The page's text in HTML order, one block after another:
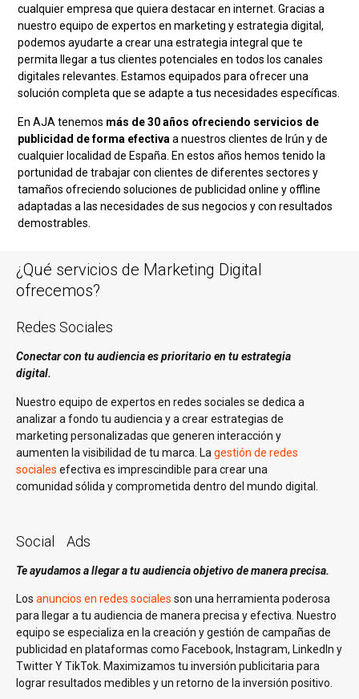
cualquier empresa que quiera destacar en internet. Gracias a
nuestro equipo de expertos en marketing y estrategia digital,
podemos ayudarte a crear una estrategia integral que te
permita llegar a tus clientes potenciales en todos los canales
digitales relevantes. Estamos equipados para ofrecer una
solución completa que se adapte a tus necesidades específicas.
En AJA tenemos más de 30 años ofreciendo servicios de
publicidad de forma efectiva a nuestros clientes de Irún y de
cualquier localidad de España. En estos años hemos tenido la
portunidad de trabajar con clientes de diferentes sectores y
tamaños ofreciendo soluciones de publicidad online y offline
adaptadas a las necesidades de sus negocios y con resultados
demostrables.
¿Qué servicios de Marketing Digital
ofrecemos?
Redes Sociales
Conectar con tu audiencia es prioritario en tu estrategia
digital.
Nuestro equipo de expertos en redes sociales se dedica a
analizar a fondo tu audiencia y a crear estrategias de
marketing personalizadas que generen interacción y
aumenten la visibilidad de tu marca. La gestión de redes
sociales efectiva es imprescindible para crear una
comunidad sólida y comprometida dentro del mundo digital.
Social Ads
Te ayudamos a llegar a tu audiencia objetivo de manera precisa.
Los anuncios en redes sociales son una herramienta poderosa
para llegar a tu audiencia de manera precisa y efectiva. Nuestro
equipo se especializa en la creación y gestión de campañas de
publicidad en plataformas como Facebook, Instagram, LinkedIn y
Twitter Y TikTok. Maximizamos tu inversión publicitaria para
lograr resultados medibles y un retorno de la inversión positivo.